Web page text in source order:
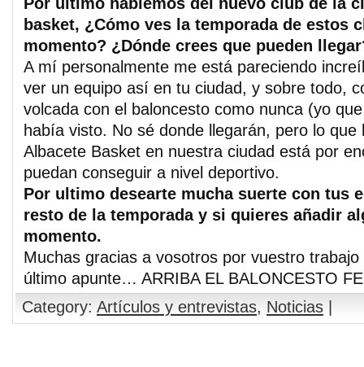
basket, ¿Cómo ves la temporada de estos
momento? ¿Dónde crees que pueden
A mí personalmente me está pareciendo
ver un equipo así en tu ciudad, y sobre todo,
volcada con el baloncesto como nunca (yo
había visto. No sé donde llegarán, pero lo que
Albacete Basket en nuestra ciudad está por
puedan conseguir a nivel deportivo.
Por ultimo desearte mucha suerte con tus
resto de la temporada y si quieres añadir
momento.
Muchas gracias a vosotros por vuestro
último apunte… ARRIBA EL BALONCESTO
Category: Artículos y entrevistas, Noticias